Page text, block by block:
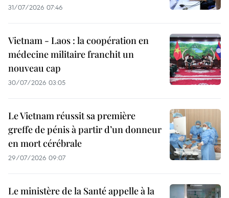
31/07/2026 07:46
Vietnam - Laos : la coopération en
médecine militaire franchit un
nouveau cap
30/07/2026 03:05
Le Vietnam réussit sa première
greffe de pénis à partir d’un donneur
en mort cérébrale
29/07/2026 09:07
Le ministère de la Santé appelle à la